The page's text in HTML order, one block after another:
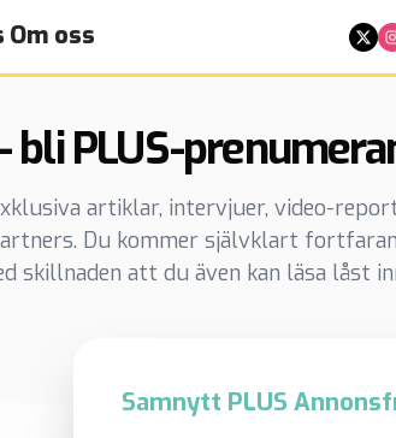
Om oss
bli PLUS-
artiklar, intervjuer, video-
Du kommer självklart
skillnaden att du även kan läsa låst
Samnytt PLUS